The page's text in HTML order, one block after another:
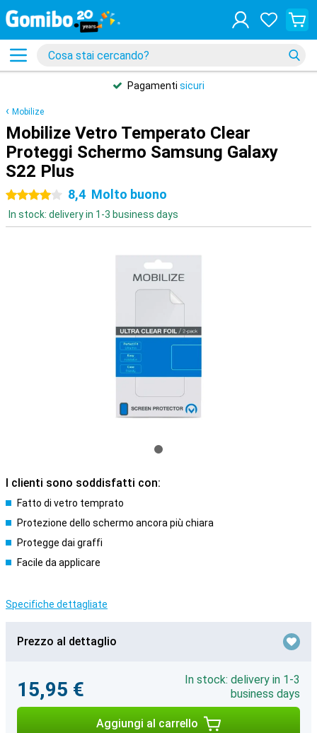
Pagamenti sicuri
Mobilize
Mobilize Vetro Temperato Clear
Proteggi Schermo Samsung Galaxy
S22 Plus
4 stelle 8,4 Molto buono
In stock: delivery in 1-3 business days
I clienti sono soddisfatti con:
Fatto di vetro temprato
Protezione dello schermo ancora più chiara
Protegge dai graffi
Facile da applicare
Specifiche dettagliate
Prezzo al dettaglio
15,95 €
In stock: delivery in 1-3
business days
Aggiungi al carrello